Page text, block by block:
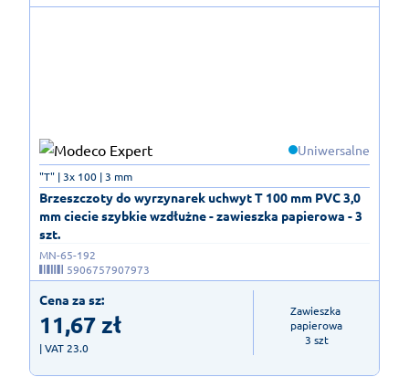
Uniwersalne
Brzeszczoty do wyrzynarek uchwyt T 100 mm PVC 3,0
mm ciecie szybkie wzdłużne - zawieszka papierowa - 3
szt.
"T" | 3x 100 | 3 mm
MN-65-192
5906757907973
Cena za sz:
11,67zł
| VAT 23.0
Zawieszka
papierowa
3 szt